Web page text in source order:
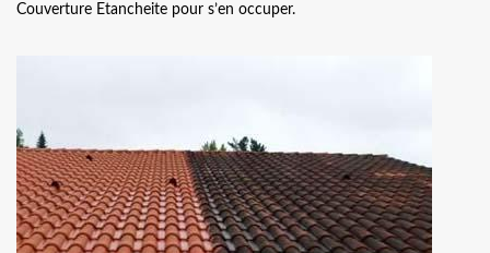
Couverture Etancheite pour s’en occuper.